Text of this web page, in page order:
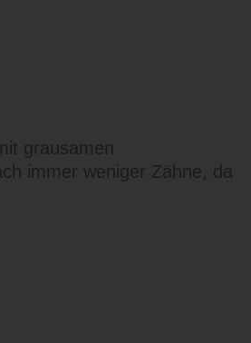
grausamen
immer weniger Zähne, da